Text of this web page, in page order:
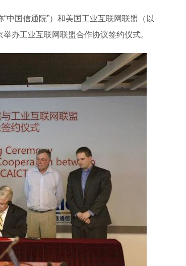
中国信通院”）和美国工业互联网联盟（以
办工业互联网联盟合作协议签约仪式。